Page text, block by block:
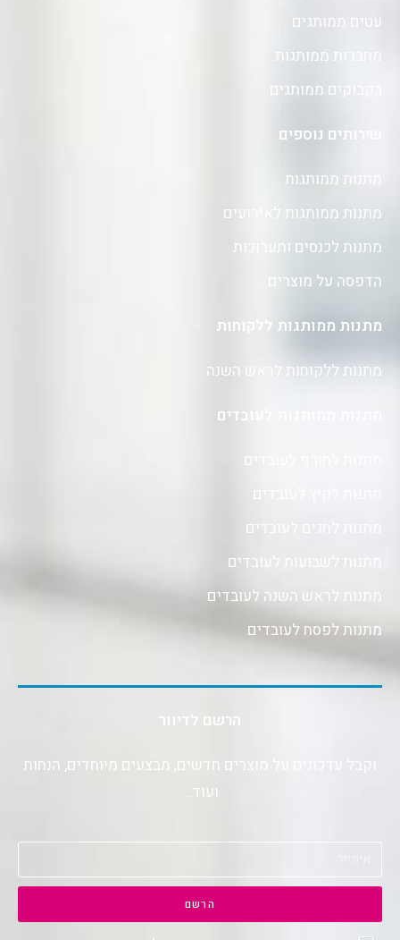
עטים ממותגים
מחברות ממותגות
בקבוקים ממותגים
שירותים נוספים
מתנות ממותגות
מתנות ממותגות לאירועים
מתנות לכנסים ותערוכות
הדפסה על מוצרים
מתנות ממותגות ללקוחות
מתנות ללקוחות לראש השנה
מתנות ממותגות לעובדים
מתנות לחורף לעובדים
מתנות לחגים לעובדים
מתנות לשבועות לעובדים
מתנות לראש השנה לעובדים
מתנות לפסח לעובדים
הרשם לדיוור
וקבל עדכונים על מוצרים חדשים, מבצעים מיוחדים, הנחות
ועוד…
הרשם